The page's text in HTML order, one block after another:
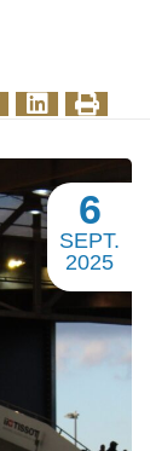
6
SEPT.
2025